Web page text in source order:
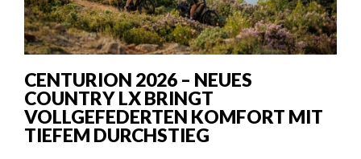
CENTURION 2026 – NEUES
COUNTRY LX BRINGT
VOLLGEFEDERTEN KOMFORT MIT
TIEFEM DURCHSTIEG